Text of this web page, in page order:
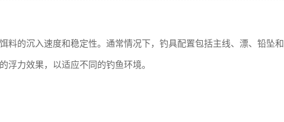
料的沉入速度和稳定性。通常情况下，钓具配置包括主线、漂、铅坠和
浮力效果，以适应不同的钓鱼环境。